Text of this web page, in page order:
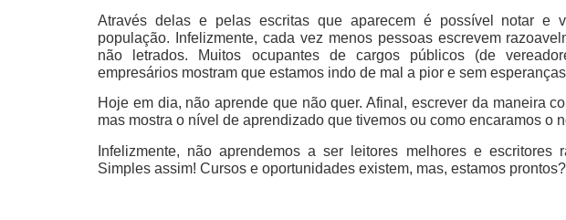
Através delas e pelas escritas que aparecem é possível notar e
população. Infelizmente, cada vez menos pessoas escrevem
não letrados. Muitos ocupantes de cargos públicos (de
empresários mostram que estamos indo de mal a pior e sem
Hoje em dia, não aprende que não quer. Afinal, escrever da maneira
mas mostra o nível de aprendizado que tivemos ou como encaramos o
Infelizmente, não aprendemos a ser leitores melhores e escritores
Simples assim! Cursos e oportunidades existem, mas, estamos prontos?